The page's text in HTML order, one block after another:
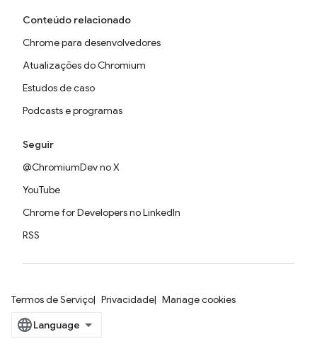
Conteúdo relacionado
Chrome para desenvolvedores
Atualizações do Chromium
Estudos de caso
Podcasts e programas
Seguir
@ChromiumDev no X
YouTube
Chrome for Developers no LinkedIn
RSS
Termos de Serviço Privacidade Manage cookies